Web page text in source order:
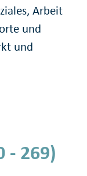
Arbeit
und
und
- 269)